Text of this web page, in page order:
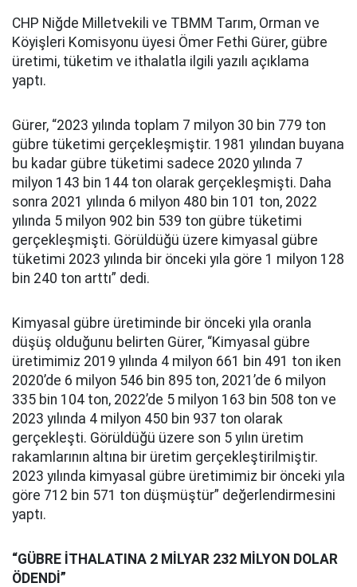
CHP Niğde Milletvekili ve TBMM Tarım, Orman ve
Köyişleri Komisyonu üyesi Ömer Fethi Gürer, gübre
üretimi, tüketim ve ithalatla ilgili yazılı açıklama
yaptı.
Gürer, “2023 yılında toplam 7 milyon 30 bin 779 ton
gübre tüketimi gerçekleşmiştir. 1981 yılından buyana
bu kadar gübre tüketimi sadece 2020 yılında 7
milyon 143 bin 144 ton olarak gerçekleşmişti. Daha
sonra 2021 yılında 6 milyon 480 bin 101 ton, 2022
yılında 5 milyon 902 bin 539 ton gübre tüketimi
gerçekleşmişti. Görüldüğü üzere kimyasal gübre
tüketimi 2023 yılında bir önceki yıla göre 1 milyon 128
bin 240 ton arttı” dedi.
Kimyasal gübre üretiminde bir önceki yıla oranla
düşüş olduğunu belirten Gürer, “Kimyasal gübre
üretimimiz 2019 yılında 4 milyon 661 bin 491 ton iken
2020’de 6 milyon 546 bin 895 ton, 2021’de 6 milyon
335 bin 104 ton, 2022’de 5 milyon 163 bin 508 ton ve
2023 yılında 4 milyon 450 bin 937 ton olarak
gerçekleşti. Görüldüğü üzere son 5 yılın üretim
rakamlarının altına bir üretim gerçekleştirilmiştir.
2023 yılında kimyasal gübre üretimimiz bir önceki yıla
göre 712 bin 571 ton düşmüştür” değerlendirmesini
yaptı.
“GÜBRE İTHALATINA 2 MİLYAR 232 MİLYON DOLAR
ÖDENDİ”